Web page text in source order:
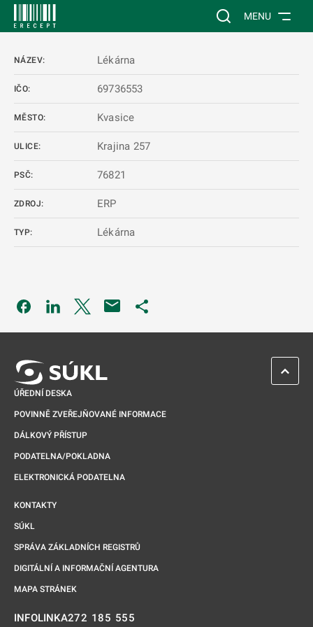
Vyhledávání na
MENU
NÁZEV: Lékárna
IČO: 69736553
MĚSTO: Kvasice
ULICE: Krajina 257
PSČ: 76821
ZDROJ: ERP
TYP: Lékárna
Odkaz se otevře na nové kartě
Odkaz se otevře na nové kartě
Odkaz se otevře na nové kartě
ÚŘEDNÍ DESKA
POVINNĚ ZVEŘEJŇOVANÉ INFORMACE
DÁLKOVÝ PŘÍSTUP
PODATELNA/POKLADNA
ELEKTRONICKÁ PODATELNA
KONTAKTY
SÚKL
SPRÁVA ZÁKLADNÍCH REGISTRŮ
DIGITÁLNÍ A INFORMAČNÍ AGENTURA
MAPA STRÁNEK
INFOLINKA272 185 555
ZPĚT